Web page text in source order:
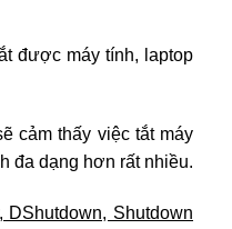
được máy tính, laptop
cảm thấy việc tắt máy
đa dạng hơn rất nhiều.
DShutdown, Shutdown